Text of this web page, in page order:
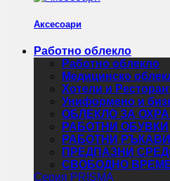
Аксесоари
Работно облекло
Работно облекло
Медицинско
Хотели и
Униформено и
ОБЛЕКЛО ЗА
РАБОТНИ ОБУВКИ
РАБОТНИ
ПРЕДПАЗНИ
СВОБОДНО
Серия PRISMA